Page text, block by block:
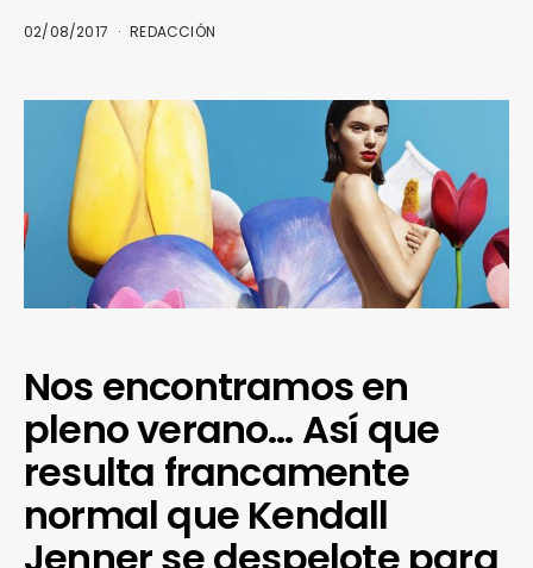
02/08/2017 REDACCIÓN
Nos encontramos en
pleno verano… Así que
resulta francamente
normal que Kendall